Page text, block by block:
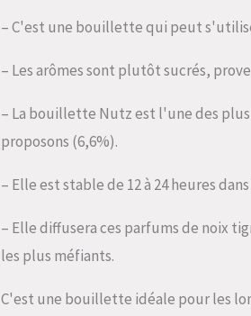
– C'est une bouillette qui peut
– Les arômes sont plutôt sucrés,
– La bouillette Nutz est l'une des
proposons (6,6%).
– Elle est stable de 12 à 24 heures
– Elle diffusera ces parfums de noix
les plus méfiants.
C'est une bouillette idéale pour les